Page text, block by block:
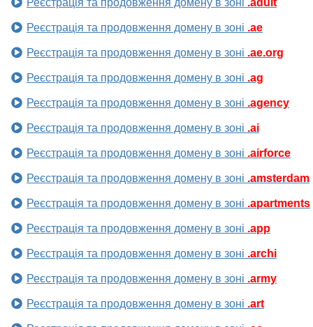
Реєстрація та продовження домену в зоні .adult
Реєстрація та продовження домену в зоні .ae
Реєстрація та продовження домену в зоні .ae.org
Реєстрація та продовження домену в зоні .ag
Реєстрація та продовження домену в зоні .agency
Реєстрація та продовження домену в зоні .ai
Реєстрація та продовження домену в зоні .airforce
Реєстрація та продовження домену в зоні .amsterdam
Реєстрація та продовження домену в зоні .apartments
Реєстрація та продовження домену в зоні .app
Реєстрація та продовження домену в зоні .archi
Реєстрація та продовження домену в зоні .army
Реєстрація та продовження домену в зоні .art